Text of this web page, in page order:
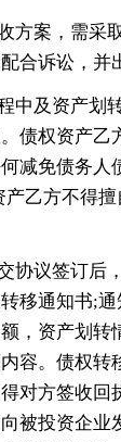
方案，需采
合诉讼，并
中及资产划
债权资产乙
减免债务人
乙方不得
协议签订后
移通知书;
，资产划转
容。债权转
对方签收回
被投资企业